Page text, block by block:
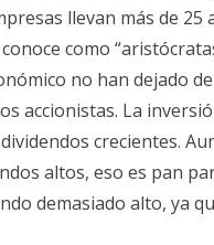
llevan más de 25
como
no han dejado
accionistas. La
crecientes.
altos, eso es pan
demasiado alto, ya